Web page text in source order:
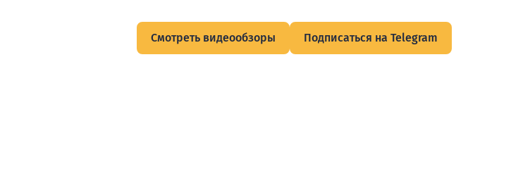
Смотреть видеообзоры Подписаться на Telegram